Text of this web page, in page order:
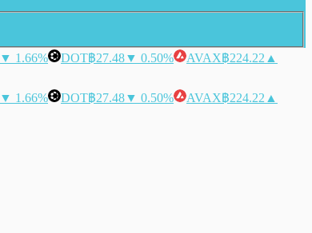
▼ 1.66% DOT฿27.48▼ 0.50% AVAX฿224.22 ▲
▼ 1.66% DOT฿27.48▼ 0.50% AVAX฿224.22 ▲